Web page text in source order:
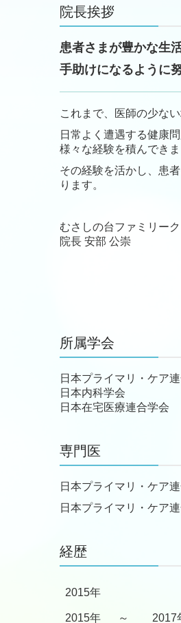
院長挨拶
患者さまが豊かな生
手助けになるように
これまで、医師の少な
日常よく遭遇する健康
様々な経験を積んできま
その経験を活かし、患
ります。
むさしの台ファミリー
院長 安部 公崇
所属学会
日本プライマリ・ケア
日本内科学会
日本在宅医療連合学会
専門医
日本プライマリ・ケア
日本プライマリ・ケア
経歴
2015年
2015年 ～ 2017